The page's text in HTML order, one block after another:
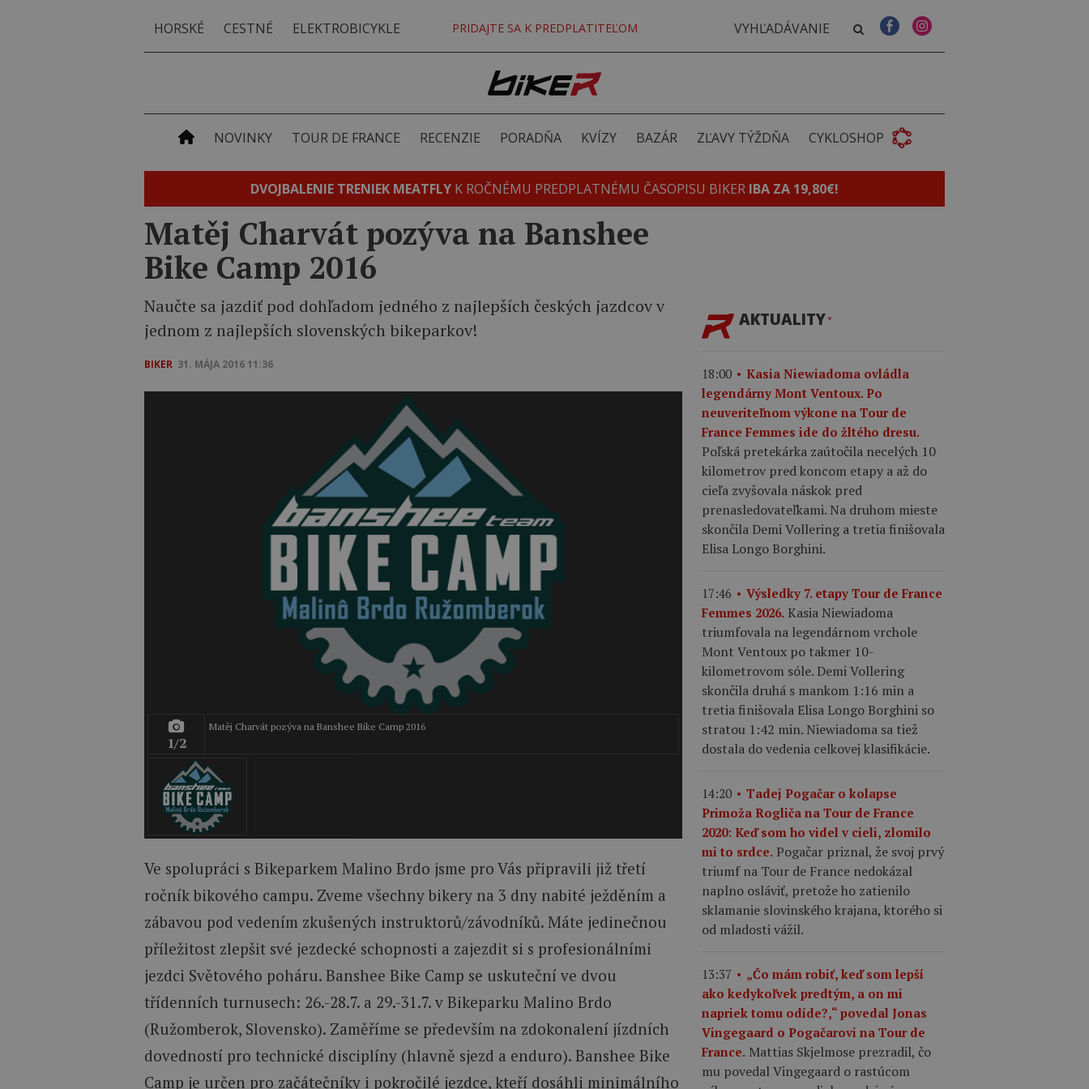
HORSKÉ CESTNÉ ELEKTROBICYKLE PRIDAJTE SA K PREDPLATITEĽOM
NOVINKY TOUR DE FRANCE RECENZIE PORADŇA KVÍZY BAZÁR ZĽAVY TÝŽDŇA CYKLOSHOP
DVOJBALENIE TRENIEK MEATFLY K ROČNÉMU PREDPLATNÉMU ČASOPISU BIKER IBA ZA 19,80€!
Matěj Charvát pozýva na Banshee
Bike Camp 2016
Naučte sa jazdiť pod dohľadom jedného z najlepších českých jazdcov v
jednom z najlepších slovenských bikeparkov!
BIKER 31. MÁJA 2016 11:36
1/2
Matěj Charvát pozýva na Banshee Bike Camp 2016
2/2
Ve spolupráci s Bikeparkem Malino Brdo jsme pro Vás připravili již třetí
ročník bikového campu. Zveme všechny bikery na 3 dny nabité ježděním a
zábavou pod vedením zkušených instruktorů/závodníků. Máte jedinečnou
příležitost zlepšit své jezdecké schopnosti a zajezdit si s profesionálními
jezdci Světového poháru. Banshee Bike Camp se uskuteční ve dvou
třídenních turnusech: 26.-28.7. a 29.-31.7. v Bikeparku Malino Brdo
(Ružomberok, Slovensko). Zaměříme se především na zdokonalení jízdních
dovedností pro technické disciplíny (hlavně sjezd a enduro). Banshee Bike
Camp je určen pro začátečníky i pokročilé jezdce, kteří dosáhli minimálního
AKTUALITY
18:00
Kasia Niewiadoma ovládla
legendárny Mont Ventoux. Po
neuveriteľnom výkone na Tour de
France Femmes ide do žltého dresu.
Poľská pretekárka zaútočila necelých 10
kilometrov pred koncom etapy a až do
cieľa zvyšovala náskok pred
prenasledovateľkami. Na druhom mieste
skončila Demi Vollering a tretia finišovala
Elisa Longo Borghini.
17:46
Výsledky 7. etapy Tour de France
Femmes 2026. Kasia Niewiadoma
triumfovala na legendárnom vrchole
Mont Ventoux po takmer 10-
kilometrovom sóle. Demi Vollering
skončila druhá s mankom 1:16 min a
tretia finišovala Elisa Longo Borghini so
stratou 1:42 min. Niewiadoma sa tiež
dostala do vedenia celkovej klasifikácie.
14:20
Tadej Pogačar o kolapse
Primoža Rogliča na Tour de France
2020: Keď som ho videl v cieli, zlomilo
mi to srdce. Pogačar priznal, že svoj prvý
triumf na Tour de France nedokázal
naplno osláviť, pretože ho zatienilo
sklamanie slovinského krajana, ktorého si
od mladosti vážil.
13:37
„Čo mám robiť, keď som lepší
ako kedykoľvek predtým, a on mi
napriek tomu odíde?,“ povedal Jonas
Vingegaard o Pogačarovi na Tour de
France. Mattias Skjelmose prezradil, čo
mu povedal Vingegaard o rastúcom